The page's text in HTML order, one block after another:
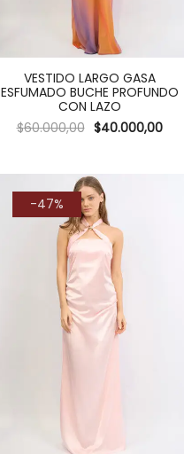
VESTIDO LARGO GASA
ESFUMADO BUCHE PROFUNDO
CON LAZO
$60.000,00 $40.000,00
-47%